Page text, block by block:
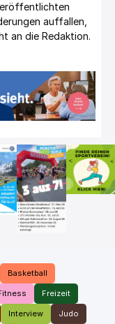
auffallen,
an die Redaktion.
Basketball
Freizeit
Interview Judo